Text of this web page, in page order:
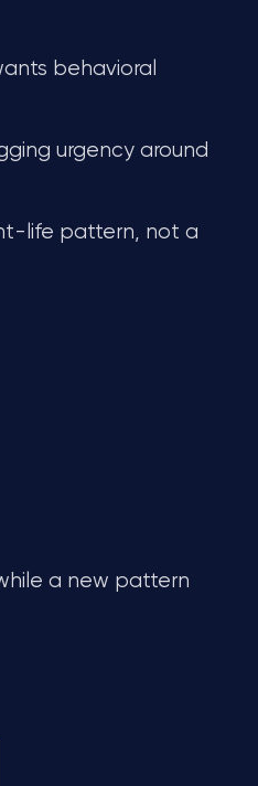
behavioral
urgency around
life pattern, not a
a new pattern